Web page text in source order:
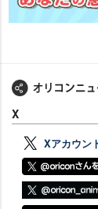
X
Xアカウン